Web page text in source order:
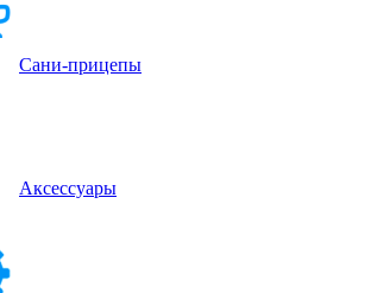
Сани-прицепы
Аксессуары